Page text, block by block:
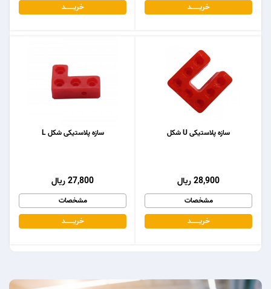
خریـــــــد
خریـــــــد
سازه پلاستیکی شکل L
27,800 ریال
مشخصات
خریـــــــد
سازه پلاستیکی U شکل
28,900 ریال
مشخصات
خریـــــــد